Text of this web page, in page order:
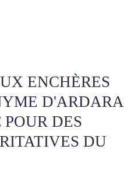
ENCHÈRES
D'ARDARA
DES
DU